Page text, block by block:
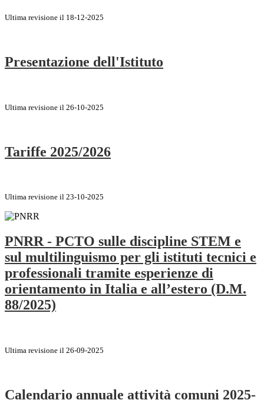
Ultima revisione il 18-12-2025
Presentazione dell'Istituto
Ultima revisione il 26-10-2025
Tariffe 2025/2026
Ultima revisione il 23-10-2025
PNRR - PCTO sulle discipline STEM e
sul multilinguismo per gli istituti tecnici e
professionali tramite esperienze di
orientamento in Italia e all’estero (D.M.
88/2025)
Ultima revisione il 26-09-2025
Calendario annuale attività comuni 2025-